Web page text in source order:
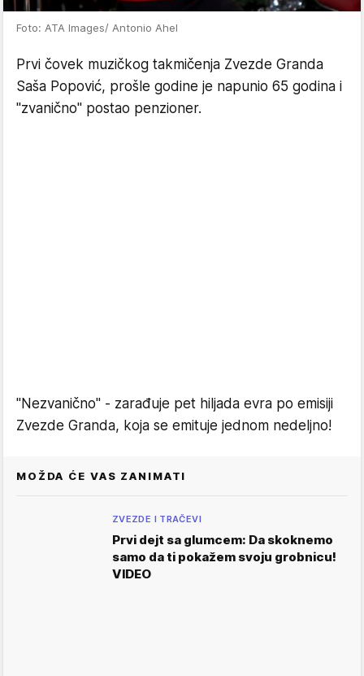
Foto: ATA Images/ Antonio Ahel
Prvi čovek muzičkog takmičenja Zvezde Granda
Saša Popović, prošle godine je napunio 65 godina i
"zvanično" postao penzioner.
"Nezvanično" - zarađuje pet hiljada evra po emisiji
Zvezde Granda, koja se emituje jednom nedeljno!
MOŽDA ĆE VAS ZANIMATI
ZVEZDE I TRAČEVI
Prvi dejt sa glumcem: Da skoknemo
samo da ti pokažem svoju grobnicu!
VIDEO